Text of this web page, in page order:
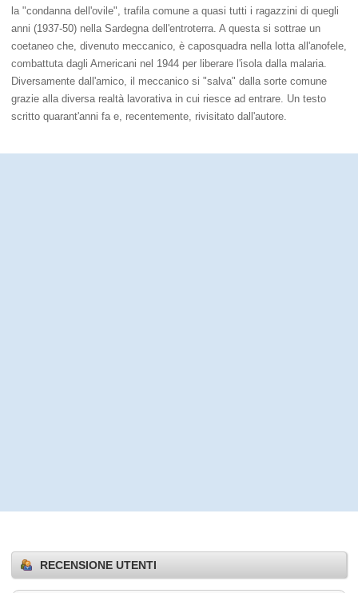
la "condanna dell'ovile", trafila comune a quasi tutti i ragazzini di quegli
anni (1937-50) nella Sardegna dell'entroterra. A questa si sottrae un
coetaneo che, divenuto meccanico, è caposquadra nella lotta all'anofele,
combattuta dagli Americani nel 1944 per liberare l'isola dalla malaria.
Diversamente dall'amico, il meccanico si "salva" dalla sorte comune
grazie alla diversa realtà lavorativa in cui riesce ad entrare. Un testo
scritto quarant'anni fa e, recentemente, rivisitato dall'autore.
RECENSIONE UTENTI